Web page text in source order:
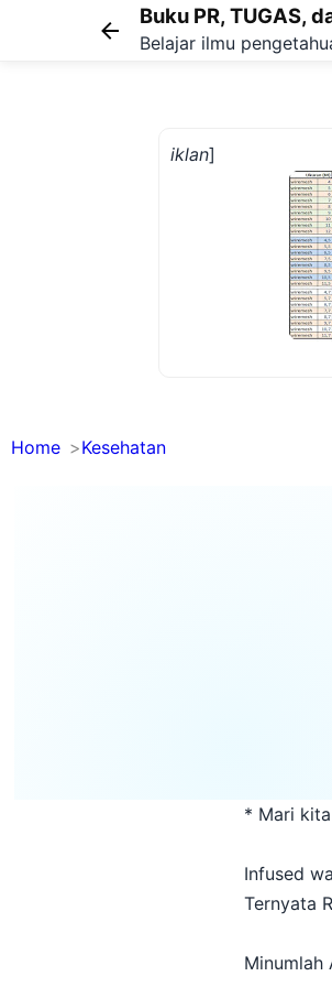
Buku PR, TUGAS,
Belajar ilmu
iklan]
Home Kesehatan
* Mari
Infused
Ternyata
Minumlah